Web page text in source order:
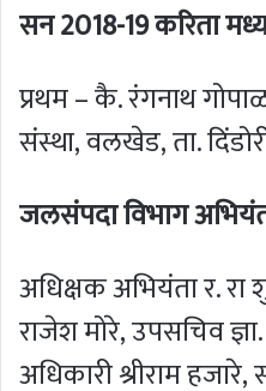
सन 2018-19 करिता
प्रथम – कै. रंगनाथ
संस्था, वलखेड, ता.
जलसंपदा विभाग
अधिक्षक अभियंता र. रा
राजेश मोरे, उपसचिव
अधिकारी श्रीराम